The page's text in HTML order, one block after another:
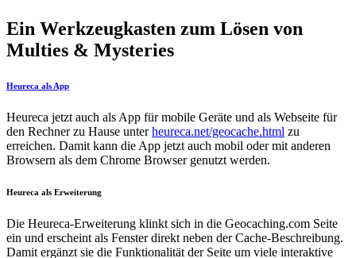
Ein Werkzeugkasten zum Lösen von
Multies & Mysteries
Heureca als App
Heureca jetzt auch als App für mobile Geräte und als Webseite für
den Rechner zu Hause unterheureca.net/geocache.html zu
erreichen. Damit kann die App jetzt auch mobil oder mit anderen
Browsern als dem Chrome Browser genutzt werden.
Heureca als Erweiterung
Die Heureca-Erweiterung klinkt sich in die Geocaching.com Seite
ein und erscheint als Fenster direkt neben der Cache-Beschreibung.
Damit ergänzt sie die Funktionalität der Seite um viele interaktive